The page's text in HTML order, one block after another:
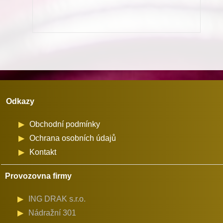
Odkazy
Obchodní podmínky
Ochrana osobních údajů
Kontakt
Provozovna firmy
ING DRAK s.r.o.
Nádražní 301